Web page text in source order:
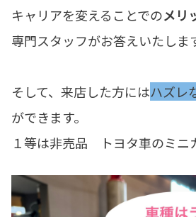
キャリアを変えることでのメリ
専門スタッフがお答えいたしま
そして、来店した方にはハズレ
ができます。
１等は非売品 トヨタ車のミニ